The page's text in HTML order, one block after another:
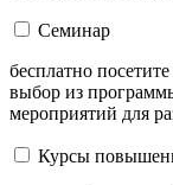
Семинар
бесплатно
выбор из
мероприятий для
Курсы